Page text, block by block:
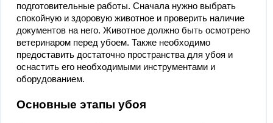
подготовительные работы. Сначала нужно выбрать
спокойную и здоровую животное и проверить наличие
документов на него. Животное должно быть осмотрено
ветеринаром перед убоем. Также необходимо
предоставить достаточно пространства для убоя и
оснастить его необходимыми инструментами и
оборудованием.
Основные этапы убоя